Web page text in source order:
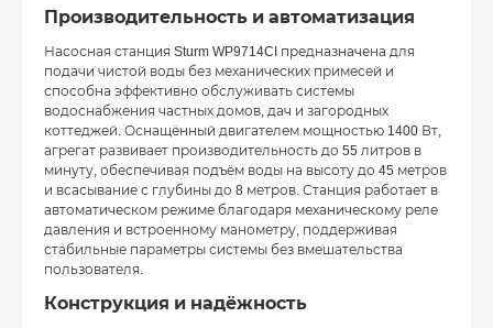
Производительность и автоматизация
Насосная станция Sturm WP9714CI предназначена для
подачи чистой воды без механических примесей и
способна эффективно обслуживать системы
водоснабжения частных домов, дач и загородных
коттеджей. Оснащённый двигателем мощностью 1400 Вт,
агрегат развивает производительность до 55 литров в
минуту, обеспечивая подъём воды на высоту до 45 метров
и всасывание с глубины до 8 метров. Станция работает в
автоматическом режиме благодаря механическому реле
давления и встроенному манометру, поддерживая
стабильные параметры системы без вмешательства
пользователя.
Конструкция и надёжность